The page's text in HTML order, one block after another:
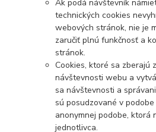
Ak podá návštevník
technických cookies
webových stránok, nie je
zaručiť plnú funkčnosť a
stránok.
Cookies, ktoré sa zberajú
návštevnosti webu a
sa návštevnosti a
sú posudzované v
anonymnej podobe, ktorá
jednotlivca.